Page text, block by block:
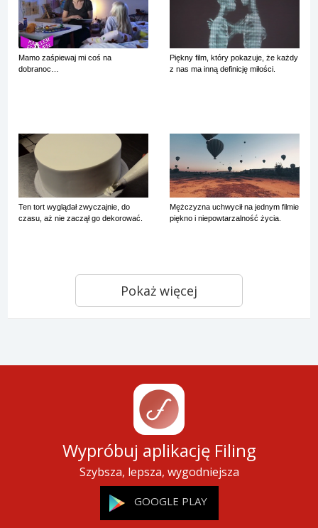
Mamo zaśpiewaj mi coś na
dobranoc…
Piękny film, który pokazuje, że każdy
z nas ma inną definicję miłości.
Ten tort wyglądał zwyczajnie, do
czasu, aż nie zaczął go dekorować.
Mężczyzna uchwycił na jednym filmie
piękno i niepowtarzalność życia.
Pokaż więcej
Wypróbuj aplikację Filing
Szybsza, lepsza, wygodniejsza
GOOGLE PLAY